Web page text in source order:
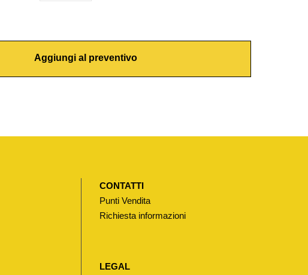
Aggiungi al preventivo
CONTATTI
Punti Vendita
Richiesta informazioni
LEGAL